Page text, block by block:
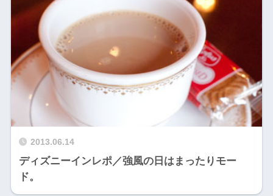
2013.06.14
ディズニーインレポ／強風の日はまったりモー
ド。